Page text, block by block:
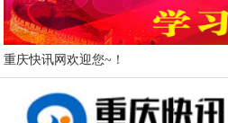
重庆快讯网欢迎您~！